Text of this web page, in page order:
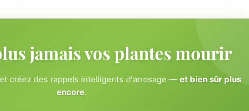
jamais vos plantes mourir
créez des rappels intelligents d'arrosage — et bien sûr plus
encore.